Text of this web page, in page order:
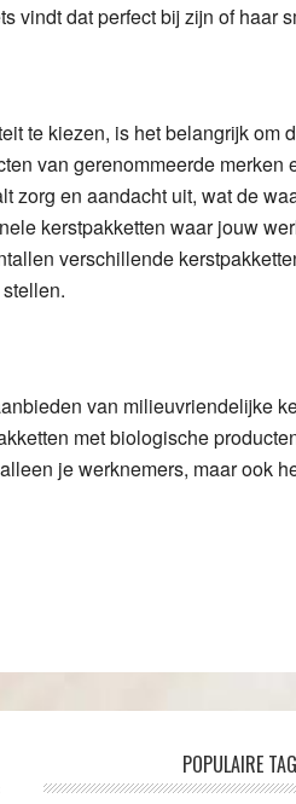
vindt dat perfect bij zijn of haar
te kiezen, is het belangrijk om
van gerenommeerde merken
zorg en aandacht uit, wat de
kerstpakketten waar jouw
verschillende
van milieuvriendelijke
met biologische
je werknemers, maar ook
POPULAIRE